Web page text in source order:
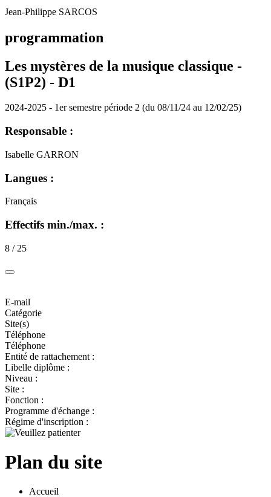
Jean-Philippe SARCOS
programmation
Les mystères de la musique classique -
(S1P2) - D1
2024-2025 - 1er semestre période 2 (du 08/11/24 au 12/02/25)
Responsable :
Isabelle GARRON
Langues :
Français
Effectifs min./max. :
8 / 25
E-mail
Catégorie
Site(s)
Téléphone
Téléphone
Entité de rattachement :
Libelle diplôme :
Niveau :
Site :
Fonction :
Programme d'échange :
Régime d'inscription :
Plan du site
Accueil